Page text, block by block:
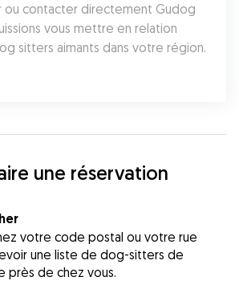
ou contacter directement Gudog
vous mettre en relation
sitters aimants dans votre région.
une réservation
votre code postal ou votre rue
une liste de dog-sitters de
près de chez vous.